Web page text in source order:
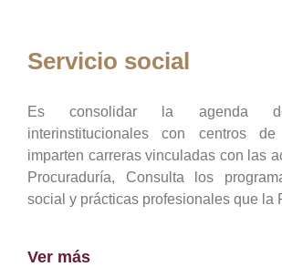
Servicio social
Es consolidar la agenda
interinstitucionales con centros
imparten carreras vinculadas con las
Procuraduría, Consulta los
social y prácticas profesionales que la
Ver más